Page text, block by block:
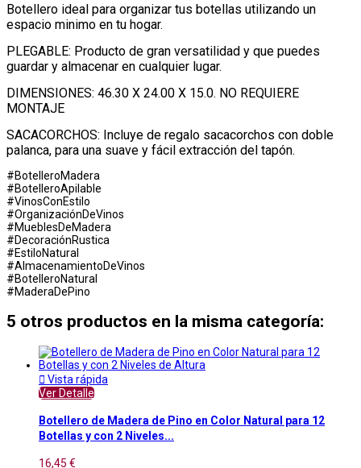
Botellero ideal para organizar tus botellas utilizando un
espacio minimo en tu hogar.
PLEGABLE: Producto de gran versatilidad y que puedes
guardar y almacenar en cualquier lugar.
DIMENSIONES: 46.30 X 24.00 X 15.0. NO REQUIERE
MONTAJE
SACACORCHOS: Incluye de regalo sacacorchos con doble
palanca, para una suave y fácil extracción del tapón.
#BotelleroMadera
#BotelleroApilable
#VinosConEstilo
#OrganizaciónDeVinos
#MueblesDeMadera
#DecoraciónRustica
#EstiloNatural
#AlmacenamientoDeVinos
#BotelleroNatural
#MaderaDePino
5 otros productos en la misma categoría:
 Vista rápida
Ver Detalle
Botellero de Madera de Pino en Color Natural para 12
Botellas y con 2 Niveles...
16,45 €